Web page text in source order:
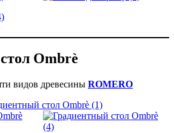
Ombrè
видов древесины ROMERO